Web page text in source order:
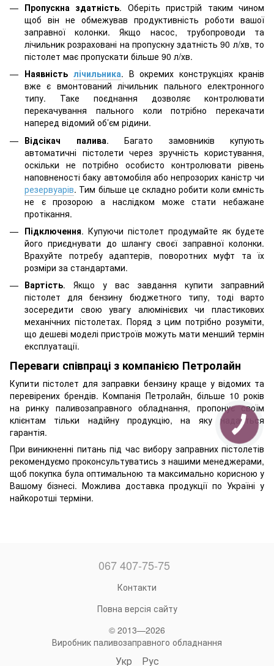
Пропускна здатність. Оберіть пристрій таким чином
щоб він не обмежував продуктивність роботи вашої
заправної колонки. Якщо насос, трубопроводи та
лічильник розраховані на пропускну здатність 90 л/хв, то
пістолет має пропускати більше 90 л/хв.
Наявність лічильника. В окремих конструкціях кранів
вже є вмонтований лічильник пального електронного
типу. Таке поєднання дозволяє контролювати
перекачування пального коли потрібно перекачати
наперед відомий об’єм рідини.
Відсікач палива. Багато замовників купують
автоматичні пістолети через зручність користування,
оскільки не потрібно особисто контролювати рівень
наповненості баку автомобіля або непрозорих каністр чи
резервуарів. Тим більше це складно робити коли ємність
не є прозорою а наслідком може стати небажане
протікання.
Підключення. Купуючи пістолет продумайте як будете
його приєднувати до шлангу своєї заправної колонки.
Врахуйте потребу адаптерів, поворотних муфт та їх
розміри за стандартами.
Вартість. Якщо у вас завдання купити заправний
пістолет для бензину бюджетного типу, тоді варто
зосередити свою увагу алюмінієвих чи пластикових
механічних пістолетах. Поряд з цим потрібно розуміти,
що дешеві моделі пристроїв можуть мати менший термін
експлуатації.
Переваги співпраці з компанією Петролайн
Купити пістолет для заправки бензину краще у відомих та
перевірених брендів. Компанія Петролайн, більше 10 років
на ринку паливозаправного обладнання, пропонує своїм
клієнтам тільки надійну продукцію, на яку надається
гарантія.
При виникненні питань під час вибору заправних пістолетів
рекомендуємо проконсультуватись з нашими менеджерами,
щоб покупка була оптимальною та максимально корисною у
Вашому бізнесі. Можлива доставка продукції по Україні у
найкоротші терміни.
067 407-75-75
Контакти
Повна версія сайту
© 2013—2026
Виробник паливозаправного обладнання
Укр Рус